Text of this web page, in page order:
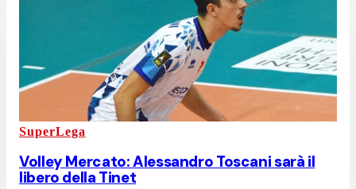
SuperLega
Volley Mercato: Alessandro Toscani sarà il
libero della Tinet